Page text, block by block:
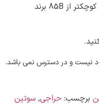
است؛ به عنوان مثال 85B برند Bilim کوچکتر از 85B برند
و در دسترس نمی باشد.
حراجی ,سوتین